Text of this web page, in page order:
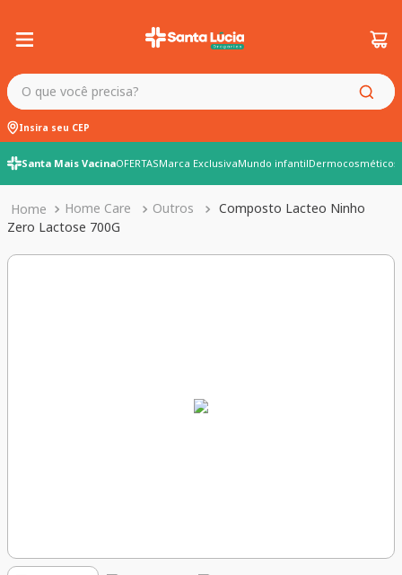
O que você precisa?
Insira seu CEP
Santa Mais VacinaOFERTASMarca ExclusivaMundo infantilDermocosméticos
Home Care Outros
Composto Lacteo Ninho
Zero Lactose 700G